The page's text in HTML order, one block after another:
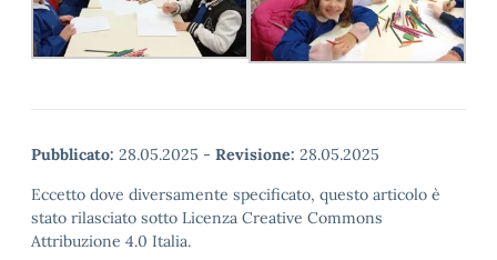
Pubblicato: 28.05.2025 - Revisione: 28.05.2025
Eccetto dove diversamente specificato, questo articolo è
stato rilasciato sotto Licenza Creative Commons
Attribuzione 4.0 Italia.